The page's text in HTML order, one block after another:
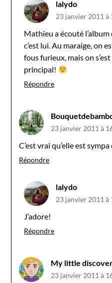
lalydo
23 janvier 2011 à
Mathieu a écouté
c’est lui. Au maraige, on
fous furieux, mais on s’est
principal!
Répondre
23 janvier 2011 à
C’est vrai qu’elle est
Répondre
lalydo
23 janvier 2011 à
J’adore!
Répondre
My little
23 janvier 2011 à